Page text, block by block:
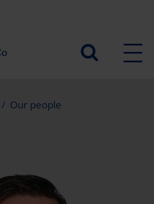
Our people